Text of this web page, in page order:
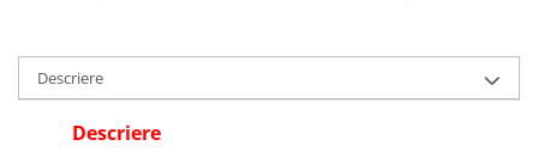
Descriere
Descriere